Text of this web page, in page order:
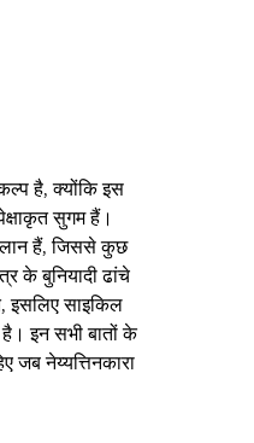
है, क्योंकि इस
सुगम हैं।
हैं, जिससे कुछ
के बुनियादी ढांचे
इसलिए साइकिल
इन सभी बातों के
जब नेय्यत्तिनकारा